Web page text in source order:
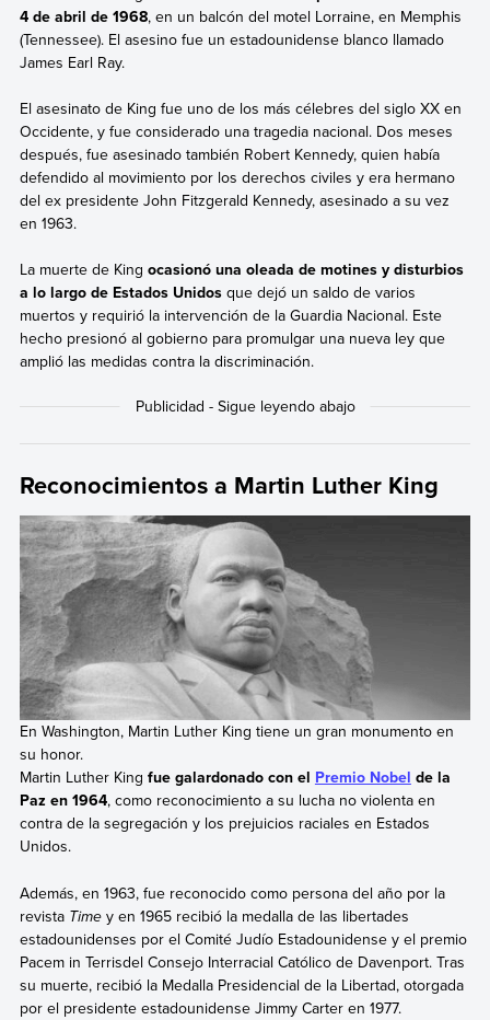
4 de abril de 1968, en un balcón del motel Lorraine, en Memphis
(Tennessee). El asesino fue un estadounidense blanco llamado
James Earl Ray.
El asesinato de King fue uno de los más célebres del siglo XX en
Occidente, y fue considerado una tragedia nacional. Dos meses
después, fue asesinado también Robert Kennedy, quien había
defendido al movimiento por los derechos civiles y era hermano
del ex presidente John Fitzgerald Kennedy, asesinado a su vez
en 1963.
La muerte de King ocasionó una oleada de motines y disturbios
a lo largo de Estados Unidosque dejó un saldo de varios
muertos y requirió la intervención de la Guardia Nacional. Este
hecho presionó al gobierno para promulgar una nueva ley que
amplió las medidas contra la discriminación.
Reconocimientos a Martin Luther King
En Washington, Martin Luther King tiene un gran monumento en
su honor.
Martin Luther King fue galardonado con el Premio Nobel de la
Paz en 1964, como reconocimiento a su lucha no violenta en
contra de la segregación y los prejuicios raciales en Estados
Unidos.
Además, en 1963, fue reconocido como persona del año por la
revista Timey en 1965 recibió la medalla de las libertades
estadounidenses por el Comité Judío Estadounidense y el premio
Pacem in Terrisdel Consejo Interracial Católico de Davenport. Tras
su muerte, recibió la Medalla Presidencial de la Libertad, otorgada
por el presidente estadounidense Jimmy Carter en 1977.